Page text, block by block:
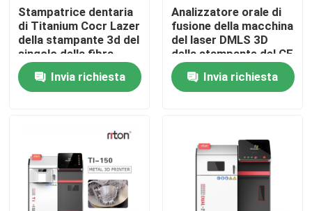
Casa
Prodotti
Fatory Tour
Stampatrice dentaria
di Titanium Cocr Lazer
della stampante 3d del
singolo della fibra
metallo industriale del
laser Invia richiesta
Analizzatore orale di
fusione della macchina
del laser DMLS 3D
della stampante del CE
delle protesi dentarie
standard di Metal
Riton Dual-200
Invia richiesta